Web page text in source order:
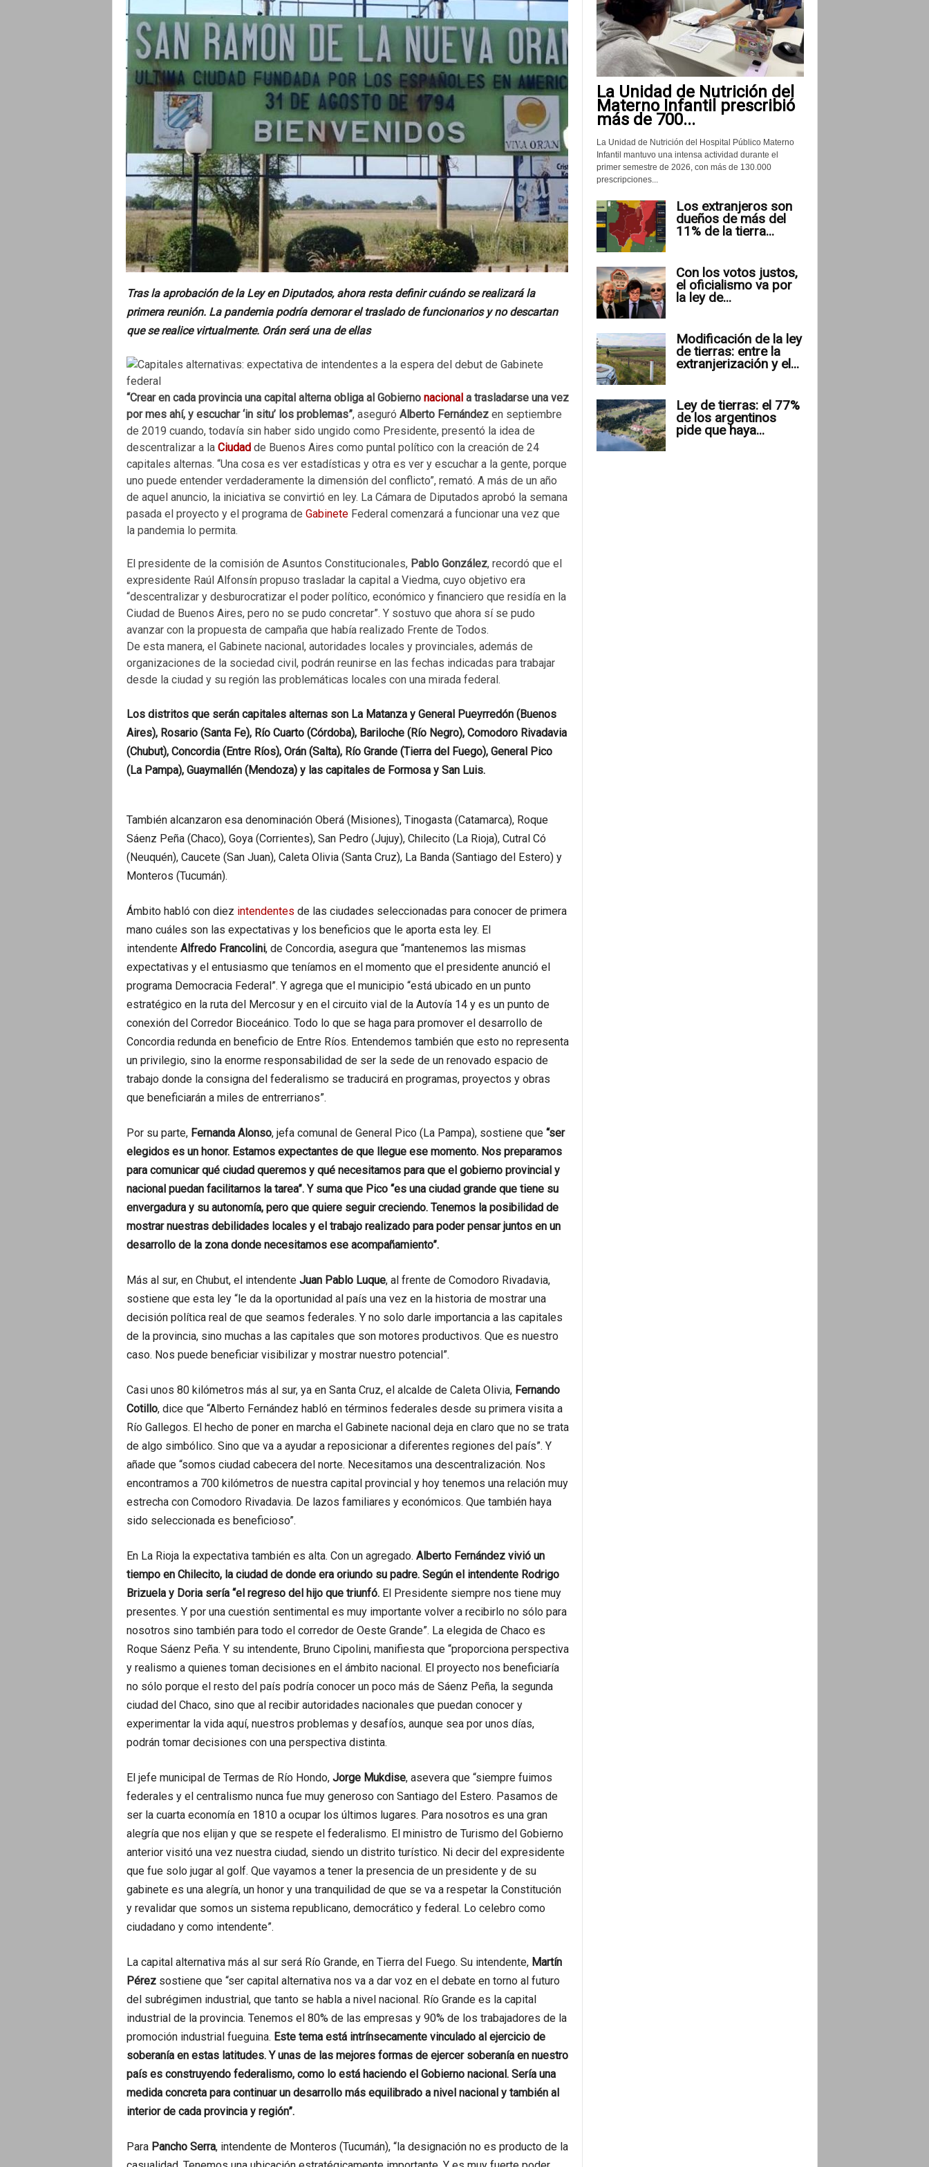
Tras la aprobación de la Ley en Diputados, ahora resta definir cuándo se realizará la
primera reunión. La pandemia podría demorar el traslado de funcionarios y no descartan
que se realice virtualmente. Orán será una de ellas
“Crear en cada provincia una capital alterna obliga al Gobierno nacionala trasladarse una vez
por mes ahí, y escuchar ‘in situ’ los problemas”, aseguró Alberto Fernándezen septiembre
de 2019 cuando, todavía sin haber sido ungido como Presidente, presentó la idea de
descentralizar a la Ciudadde Buenos Aires como puntal político con la creación de 24
capitales alternas. “Una cosa es ver estadísticas y otra es ver y escuchar a la gente, porque
uno puede entender verdaderamente la dimensión del conflicto”, remató. A más de un año
de aquel anuncio, la iniciativa se convirtió en ley. La Cámara de Diputados aprobó la semana
pasada el proyecto y el programa de GabineteFederal comenzará a funcionar una vez que
la pandemia lo permita.
El presidente de la comisión de Asuntos Constitucionales, Pablo González, recordó que el
expresidente Raúl Alfonsín propuso trasladar la capital a Viedma, cuyo objetivo era
“descentralizar y desburocratizar el poder político, económico y financiero que residía en la
Ciudad de Buenos Aires, pero no se pudo concretar”. Y sostuvo que ahora sí se pudo
avanzar con la propuesta de campaña que había realizado Frente de Todos.
De esta manera, el Gabinete nacional, autoridades locales y provinciales, además de
organizaciones de la sociedad civil, podrán reunirse en las fechas indicadas para trabajar
desde la ciudad y su región las problemáticas locales con una mirada federal.
Los distritos que serán capitales alternas son La Matanza y General Pueyrredón (Buenos
Aires), Rosario (Santa Fe), Río Cuarto (Córdoba), Bariloche (Río Negro), Comodoro Rivadavia
(Chubut), Concordia (Entre Ríos), Orán (Salta), Río Grande (Tierra del Fuego), General Pico
(La Pampa), Guaymallén (Mendoza) y las capitales de Formosa y San Luis.
También alcanzaron esa denominación Oberá (Misiones), Tinogasta (Catamarca), Roque
Sáenz Peña (Chaco), Goya (Corrientes), San Pedro (Jujuy), Chilecito (La Rioja), Cutral Có
(Neuquén), Caucete (San Juan), Caleta Olivia (Santa Cruz), La Banda (Santiago del Estero) y
Monteros (Tucumán).
Ámbito habló con diez intendentes de las ciudades seleccionadas para conocer de primera
mano cuáles son las expectativas y los beneficios que le aporta esta ley. El
intendente Alfredo Francolini, de Concordia, asegura que “mantenemos las mismas
expectativas y el entusiasmo que teníamos en el momento que el presidente anunció el
programa Democracia Federal”. Y agrega que el municipio “está ubicado en un punto
estratégico en la ruta del Mercosur y en el circuito vial de la Autovía 14 y es un punto de
conexión del Corredor Bioceánico. Todo lo que se haga para promover el desarrollo de
Concordia redunda en beneficio de Entre Ríos. Entendemos también que esto no representa
un privilegio, sino la enorme responsabilidad de ser la sede de un renovado espacio de
trabajo donde la consigna del federalismo se traducirá en programas, proyectos y obras
que beneficiarán a miles de entrerrianos”.
Por su parte, Fernanda Alonso, jefa comunal de General Pico (La Pampa), sostiene que“ser
elegidos es un honor. Estamos expectantes de que llegue ese momento. Nos preparamos
para comunicar qué ciudad queremos y qué necesitamos para que el gobierno provincial y
nacional puedan facilitarnos la tarea”. Y suma que Pico “es una ciudad grande que tiene su
envergadura y su autonomía, pero que quiere seguir creciendo. Tenemos la posibilidad de
mostrar nuestras debilidades locales y el trabajo realizado para poder pensar juntos en un
desarrollo de la zona donde necesitamos ese acompañamiento”.
Más al sur, en Chubut, el intendente Juan Pablo Luque, al frente de Comodoro Rivadavia,
sostiene que esta ley “le da la oportunidad al país una vez en la historia de mostrar una
decisión política real de que seamos federales. Y no solo darle importancia a las capitales
de la provincia, sino muchas a las capitales que son motores productivos. Que es nuestro
caso. Nos puede beneficiar visibilizar y mostrar nuestro potencial”.
Casi unos 80 kilómetros más al sur, ya en Santa Cruz, el alcalde de Caleta Olivia, Fernando
Cotillo, dice que “Alberto Fernández habló en términos federales desde su primera visita a
Río Gallegos. El hecho de poner en marcha el Gabinete nacional deja en claro que no se trata
de algo simbólico. Sino que va a ayudar a reposicionar a diferentes regiones del país”. Y
añade que “somos ciudad cabecera del norte. Necesitamos una descentralización. Nos
encontramos a 700 kilómetros de nuestra capital provincial y hoy tenemos una relación muy
estrecha con Comodoro Rivadavia. De lazos familiares y económicos. Que también haya
sido seleccionada es beneficioso”.
En La Rioja la expectativa también es alta. Con un agregado. Alberto Fernández vivió un
tiempo en Chilecito, la ciudad de donde era oriundo su padre. Según el intendente Rodrigo
Brizuela y Doria sería “el regreso del hijo que triunfó. El Presidente siempre nos tiene muy
presentes. Y por una cuestión sentimental es muy importante volver a recibirlo no sólo para
nosotros sino también para todo el corredor de Oeste Grande”. La elegida de Chaco es
Roque Sáenz Peña. Y su intendente, Bruno Cipolini, manifiesta que “proporciona perspectiva
y realismo a quienes toman decisiones en el ámbito nacional. El proyecto nos beneficiaría
no sólo porque el resto del país podría conocer un poco más de Sáenz Peña, la segunda
ciudad del Chaco, sino que al recibir autoridades nacionales que puedan conocer y
experimentar la vida aquí, nuestros problemas y desafíos, aunque sea por unos días,
podrán tomar decisiones con una perspectiva distinta.
El jefe municipal de Termas de Río Hondo, Jorge Mukdise, asevera que “siempre fuimos
federales y el centralismo nunca fue muy generoso con Santiago del Estero. Pasamos de
ser la cuarta economía en 1810 a ocupar los últimos lugares. Para nosotros es una gran
alegría que nos elijan y que se respete el federalismo. El ministro de Turismo del Gobierno
anterior visitó una vez nuestra ciudad, siendo un distrito turístico. Ni decir del expresidente
que fue solo jugar al golf. Que vayamos a tener la presencia de un presidente y de su
gabinete es una alegría, un honor y una tranquilidad de que se va a respetar la Constitución
y revalidar que somos un sistema republicano, democrático y federal. Lo celebro como
ciudadano y como intendente”.
La capital alternativa más al sur será Río Grande, en Tierra del Fuego. Su intendente, Martín
Pérezsostiene que “ser capital alternativa nos va a dar voz en el debate en torno al futuro
del subrégimen industrial, que tanto se habla a nivel nacional. Río Grande es la capital
industrial de la provincia. Tenemos el 80% de las empresas y 90% de los trabajadores de la
promoción industrial fueguina. Este tema está intrínsecamente vinculado al ejercicio de
soberanía en estas latitudes. Y unas de las mejores formas de ejercer soberanía en nuestro
país es construyendo federalismo, como lo está haciendo el Gobierno nacional. Sería una
medida concreta para continuar un desarrollo más equilibrado a nivel nacional y también al
interior de cada provincia y región”.
Para Pancho Serra, intendente de Monteros (Tucumán), “la designación no es producto de la
La Unidad de Nutrición del
Materno Infantil prescribió
más de 700...
La Unidad de Nutrición del Hospital Público Materno
Infantil mantuvo una intensa actividad durante el
primer semestre de 2026, con más de 130.000
prescripciones...
Los extranjeros son
dueños de más del
11% de la tierra...
Con los votos justos,
el oficialismo va por
la ley de...
Modificación de la ley
de tierras: entre la
extranjerización y el...
Ley de tierras: el 77%
de los argentinos
pide que haya...